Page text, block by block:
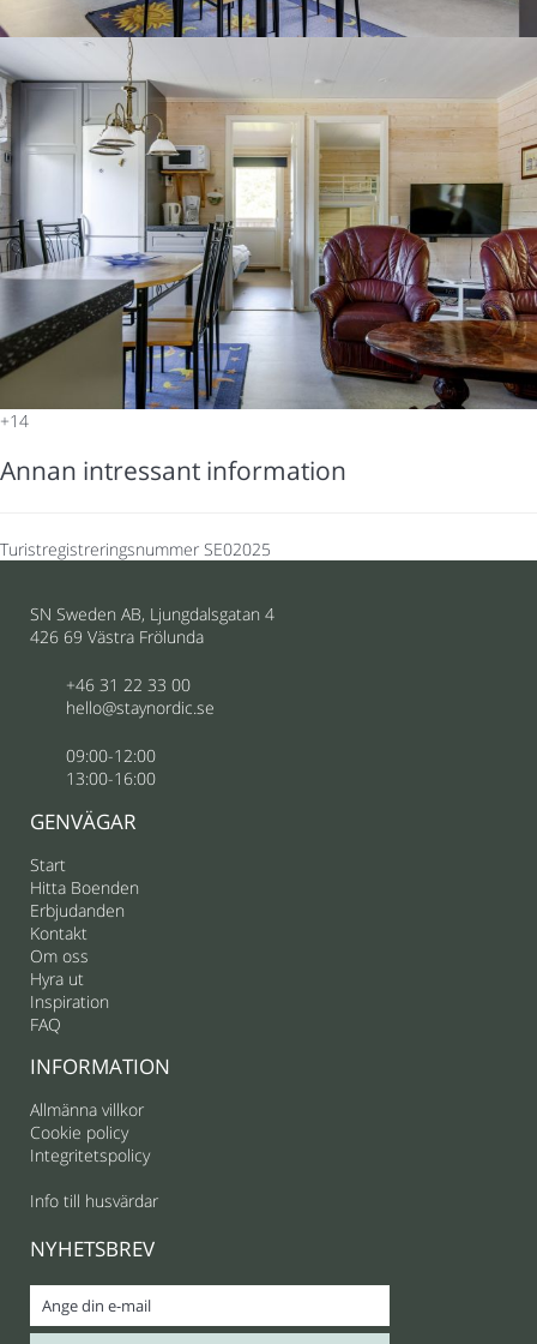
+14
Annan intressant information
Turistregistreringsnummer SE02025
SN Sweden AB, Ljungdalsgatan 4
426 69 Västra Frölunda
+46 31 22 33 00
hello@staynordic.se
09:00-12:00
13:00-16:00
GENVÄGAR
Start
Hitta Boenden
Erbjudanden
Kontakt
Om oss
Hyra ut
Inspiration
FAQ
INFORMATION
Allmänna villkor
Cookie policy
Integritetspolicy
Info till husvärdar
NYHETSBREV